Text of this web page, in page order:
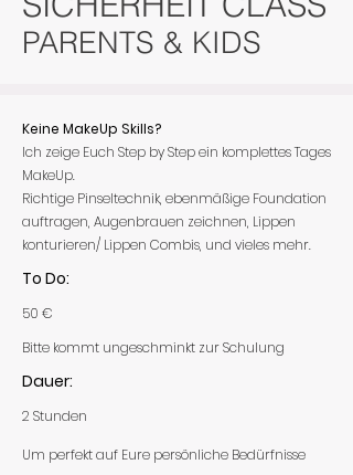
PARENTS & KIDS
Keine MakeUp Skills?
Ich zeige Euch Step by Step ein komplettes Tages
MakeUp.
Richtige Pinseltechnik, ebenmäßige Foundation
auftragen, Augenbrauen zeichnen, Lippen
konturieren/ Lippen Combis, und vieles mehr.
To Do:
50 €
Bitte kommt ungeschminkt zur Schulung
Dauer:
2 Stunden
Um perfekt auf Eure persönliche Bedürfnisse